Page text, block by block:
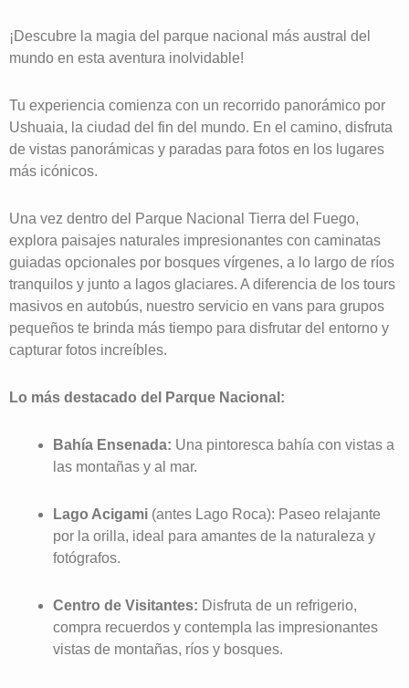
¡Descubre la magia del parque nacional más austral del
mundo en esta aventura inolvidable!
Tu experiencia comienza con un recorrido panorámico por
Ushuaia, la ciudad del fin del mundo. En el camino, disfruta
de vistas panorámicas y paradas para fotos en los lugares
más icónicos.
Una vez dentro del Parque Nacional Tierra del Fuego,
explora paisajes naturales impresionantes con caminatas
guiadas opcionales por bosques vírgenes, a lo largo de ríos
tranquilos y junto a lagos glaciares. A diferencia de los tours
masivos en autobús, nuestro servicio en vans para grupos
pequeños te brinda más tiempo para disfrutar del entorno y
capturar fotos increíbles.
Lo más destacado del Parque Nacional:
Bahía Ensenada: Una pintoresca bahía con vistas a
las montañas y al mar.
Lago Acigami (antes Lago Roca): Paseo relajante
por la orilla, ideal para amantes de la naturaleza y
fotógrafos.
Centro de Visitantes: Disfruta de un refrigerio,
compra recuerdos y contempla las impresionantes
vistas de montañas, ríos y bosques.